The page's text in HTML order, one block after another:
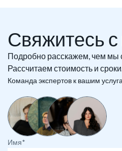
Свяжитесь
Подробно расскажем, чем
Рассчитаем стоимость и
Команда экспертов к вашим
Имя*